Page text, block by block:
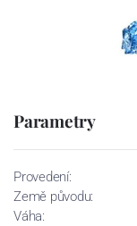
Parametry
Provedení:
Země původu:
Váha: